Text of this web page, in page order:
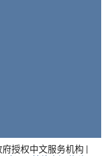
授权中文服务机构 |